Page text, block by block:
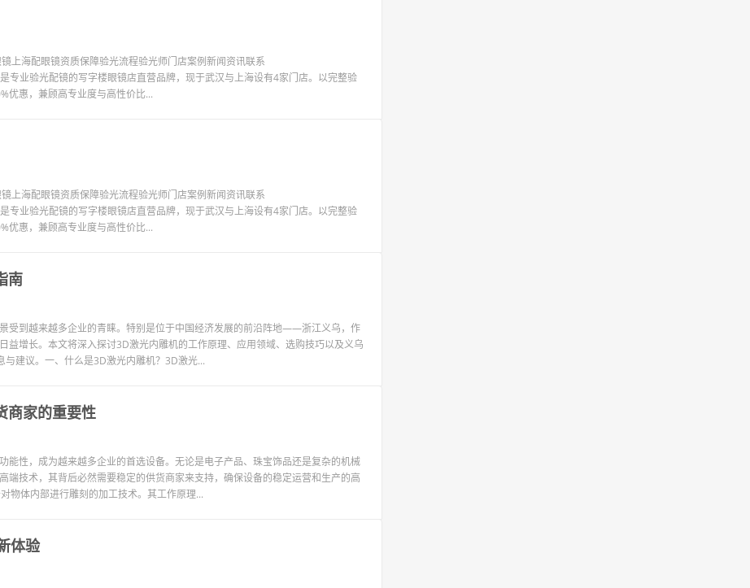
上海配眼镜资质保障验光流程验光师门店案例新闻资讯联系
专业验光配镜的写字楼眼镜店直营品牌，现于武汉与上海设有4家门店。以完整验
优惠，兼顾高专业度与高性价比...
上海配眼镜资质保障验光流程验光师门店案例新闻资讯联系
专业验光配镜的写字楼眼镜店直营品牌，现于武汉与上海设有4家门店。以完整验
优惠，兼顾高专业度与高性价比...
南
受到越来越多企业的青睐。特别是位于中国经济发展的前沿阵地——浙江义乌，作
益增长。本文将深入探讨3D激光内雕机的工作原理、应用领域、选购技巧以及义乌
建议。一、什么是3D激光内雕机？3D激光...
商家的重要性
性，成为越来越多企业的首选设备。无论是电子产品、珠宝饰品还是复杂的机械
技术，其背后必然需要稳定的供货商家来支持，确保设备的稳定运营和生产的高
物体内部进行雕刻的加工技术。其工作原理...
体验